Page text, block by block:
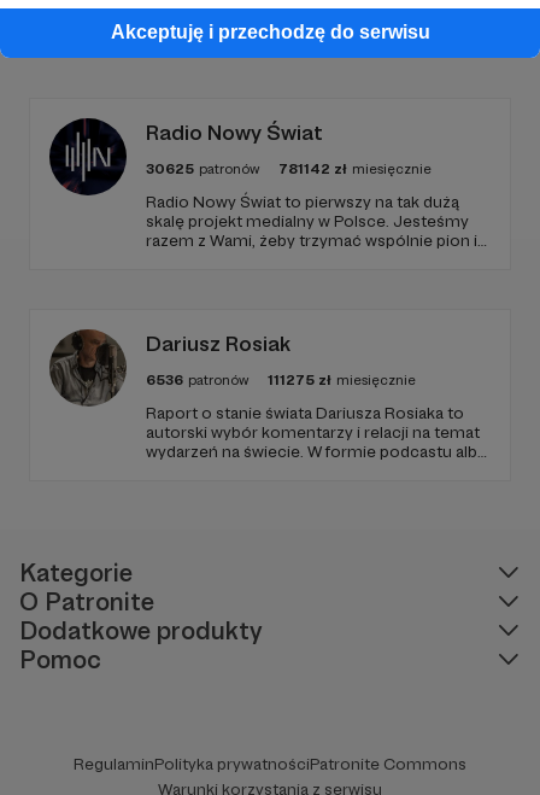
Akceptuję i przechodzę do serwisu
Promowani autorzy
Radio Nowy Świat
30625 patronów 781142 zł miesięcznie
Radio Nowy Świat to pierwszy na tak dużą
skalę projekt medialny w Polsce. Jesteśmy
razem z Wami, żeby trzymać wspólnie pion i
Dariusz Rosiak
6536 patronów 111275 zł miesięcznie
Raport o stanie świata Dariusza Rosiaka to
autorski wybór komentarzy i relacji na temat
wydarzeń na świecie. W formie podcastu albo
Kategorie
O Patronite
Dodatkowe produkty
Pomoc
RegulaminPolityka prywatnościPatronite Commons
Warunki korzystania z serwisu